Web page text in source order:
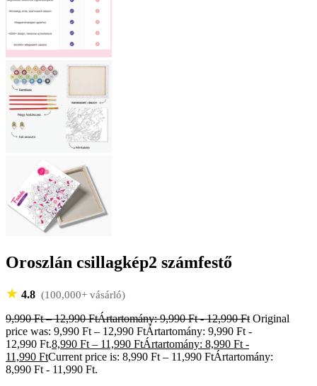
Oroszlán csillagkép2 számfestő
★ 4.8 (100,000+ vásárló)
9,990Ft – 12,990FtÁrtartomány: 9,990 Ft - 12,990 Ft Original
price was: 9,990 Ft – 12,990 FtÁrtartomány: 9,990 Ft -
12,990 Ft.8,990 Ft – 11,990 FtÁrtartomány: 8,990 Ft -
11,990 FtCurrent price is: 8,990 Ft – 11,990 FtÁrtartomány:
8,990 Ft - 11,990 Ft.